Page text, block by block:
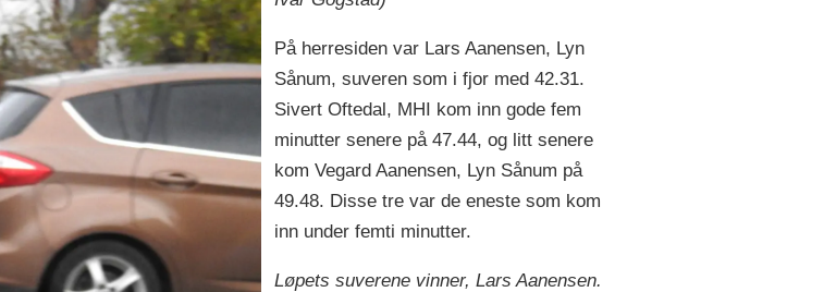
På herresiden var Lars Aanensen, Lyn
Sånum, suveren som i fjor med 42.31.
Sivert Oftedal, MHI kom inn gode fem
minutter senere på 47.44, og litt senere
kom Vegard Aanensen, Lyn Sånum på
49.48. Disse tre var de eneste som kom
inn under femti minutter.
Løpets suverene vinner, Lars Aanensen.